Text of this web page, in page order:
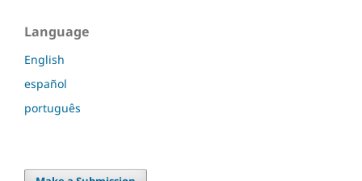
Language
English
español
português